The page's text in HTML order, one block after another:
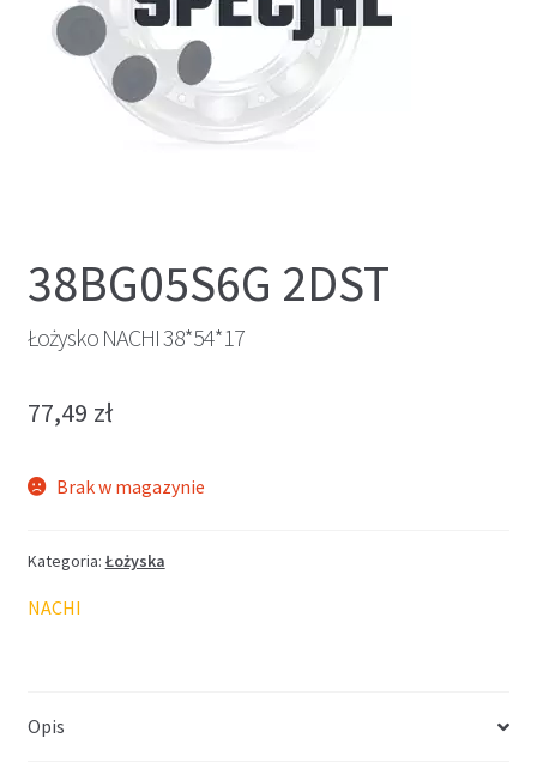
38BG05S6G 2DST
Łożysko NACHI 38*54*17
77,49 zł
Brak w magazynie
Kategoria: Łożyska
NACHI
Opis